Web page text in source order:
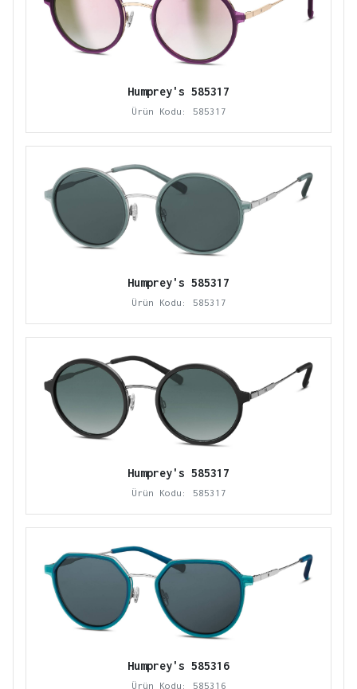
Humprey's 585317
Ürün Kodu: 585317
Humprey's 585317
Ürün Kodu: 585317
Humprey's 585317
Ürün Kodu: 585317
Humprey's 585316
Ürün Kodu: 585316